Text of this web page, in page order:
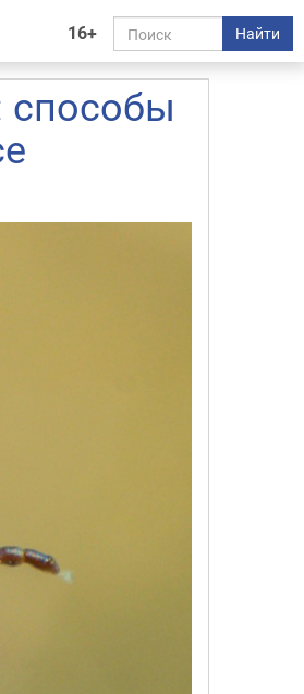
16+ Найти
способы